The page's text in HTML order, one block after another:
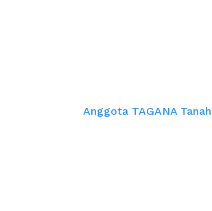
Anggota TAGANA